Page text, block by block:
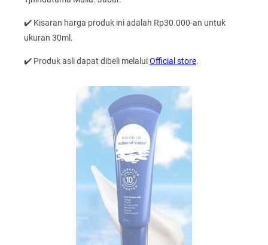
✔️ Kisaran harga produk ini adalah Rp30.000-an untuk
ukuran 30ml.
✔️ Produk asli dapat dibeli melaluiOfficial store.